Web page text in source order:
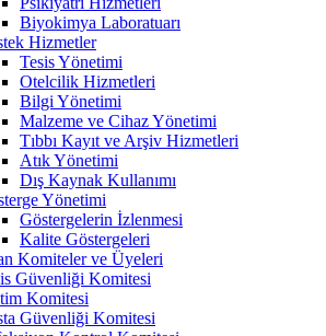
Biyokimya Laboratuarı
Hizmetler
Tesis Yönetimi
Otelcilik Hizmetleri
Bilgi Yönetimi
Malzeme ve Cihaz Yönetimi
Tıbbı Kayıt ve Arşiv Hizmetleri
Atık Yönetimi
Dış Kaynak Kullanımı
Yönetimi
Göstergelerin İzlenmesi
Kalite Göstergeleri
Komiteler ve Üyeleri
Güvenliği Komitesi
Komitesi
Güvenliği Komitesi